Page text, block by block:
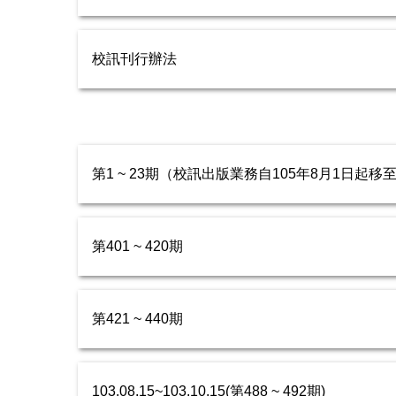
校訊刊行辦法
第1 ~ 23期（校訊出版業務自105年8月1日起移至
第401 ~ 420期
第421 ~ 440期
103.08.15~103.10.15(第488 ~ 492期)